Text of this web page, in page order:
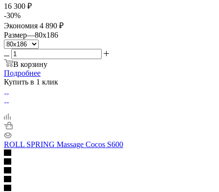
16 300 ₽
-30%
Экономия 4 890 ₽
Размер—80x186
В корзину
Подробнее
Купить в 1 клик
ROLL SPRING Massage Cocos S600